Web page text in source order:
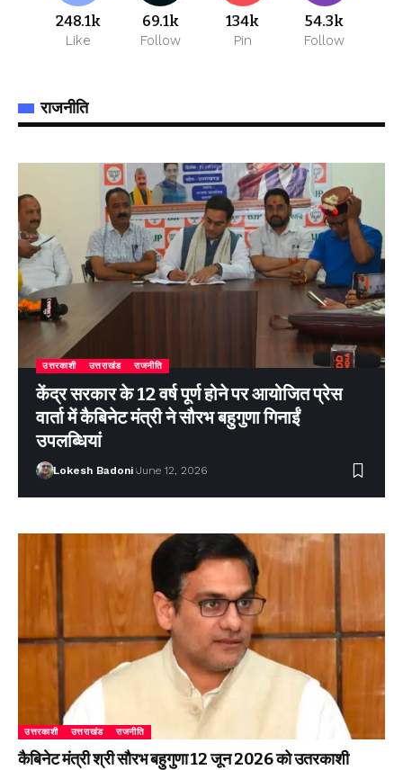
248.1k
Like
69.1k
Follow
134k
Pin
54.3k
Follow
राजनीति
उत्तरकाशी उत्तराखंड राजनीति
केंद्र सरकार के 12 वर्ष पूर्ण होने पर आयोजित प्रेस
वार्ता में कैबिनेट मंत्री ने सौरभ बहुगुणा गिनाईं
उपलब्धियां
Lokesh Badoni June 12, 2026
उत्तरकाशी उत्तराखंड राजनीति
कैबिनेट मंत्री श्री सौरभ बहुगुणा 12 जून 2026 को उतरकाशी